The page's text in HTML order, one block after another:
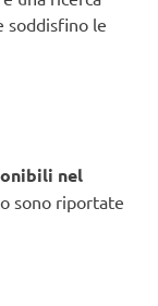
soddisfino le
nel
sono riportate